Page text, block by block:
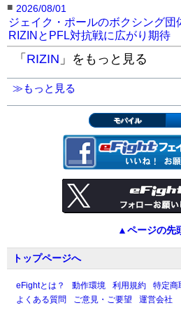
■ 2026/08/01
ジェイク・ポールのボクシング団
RIZINとPFL対抗戦に広がり期待
「 RIZIN 」をもっと見る
≫もっと見る
モバイル
▲ページの先
トップページへ
eFightとは？ 動作環境 利用規約
特定商
よくある質問
ご意見・ご要望 運営会社